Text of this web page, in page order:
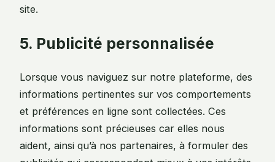
site.
5. Publicité personnalisée
Lorsque vous naviguez sur notre plateforme, des
informations pertinentes sur vos comportements
et préférences en ligne sont collectées. Ces
informations sont précieuses car elles nous
aident, ainsi qu’à nos partenaires, à formuler des